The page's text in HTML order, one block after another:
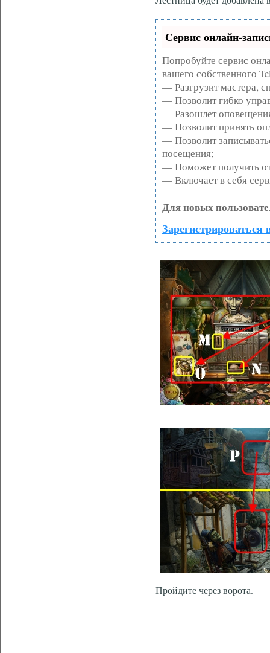
Сервис онлайн-
Попробуйте сервис
вашего собственного
— Разгрузит мастера,
— Позволит гибко
— Разошлет
— Позволит принять
— Позволит
посещения;
— Поможет получить от
— Включает в себя
Для новых
Зарегистрироваться
Пройдите через ворота.